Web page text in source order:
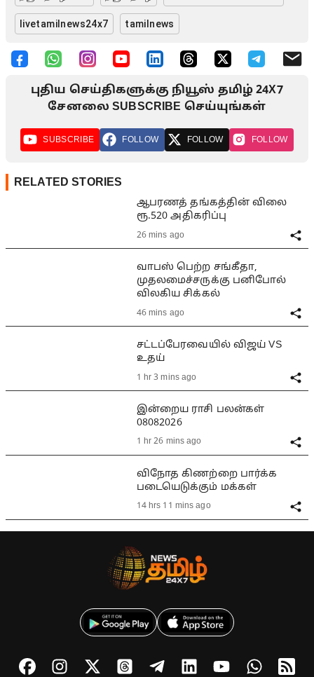
livetamilnews24x7 tamilnews
புதிய செய்திகளுக்கு நியூஸ் தமிழ் 24X7
சேனலை SUBSCRIBE செய்யுங்கள்
SUBSCRIBE FOLLOW FOLLOW FOLLOW
RELATED STORIES
ஆபரணத் தங்கத்தின் விலை
ரூ.520 அதிகரிப்பு
26 mins ago
வாபஸ் பெற்ற சங்கீதா,
முதலமைச்சருக்கு பனிபோல்
விலகிய சிக்கல்
46 mins ago
சட்டப்பேரவையில் விஜய் VS
உதய்
1 hr 3 mins ago
இன்றைய ராசி பலன்கள்
08082026
1 hr 26 mins ago
விநோத கிணற்றை பார்க்க
படையெடுக்கும் மக்கள்
14 hrs 11 mins ago